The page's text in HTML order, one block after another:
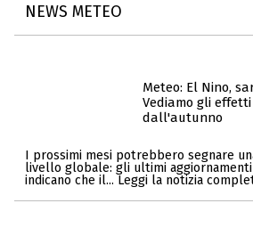
NEWS METEO
Meteo: El Nino,
Vediamo gli
dall'autunno
I prossimi mesi potrebbero segnare
livello globale: gli ultimi
indicano che il... Leggi la notizia